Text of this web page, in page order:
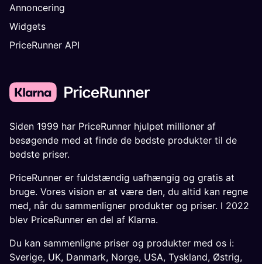
Annoncering
Widgets
PriceRunner API
Siden 1999 har PriceRunner hjulpet millioner af
besøgende med at finde de bedste produkter til de
bedste priser.
PriceRunner er fuldstændig uafhængig og gratis at
bruge. Vores vision er at være den, du altid kan regne
med, når du sammenligner produkter og priser. I 2022
blev PriceRunner en del af Klarna.
Du kan sammenligne priser og produkter med os i:
Sverige, UK, Danmark, Norge, USA, Tyskland, Østrig,